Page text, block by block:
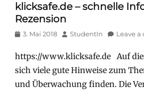
klicksafe.de – schnelle
Rezension
Posted
3. Mai 2018 Author
StudentIn Leave
https://www.klicksafe.de Auf
sich viele gute Hinweise zum
und Überwachung finden. Die